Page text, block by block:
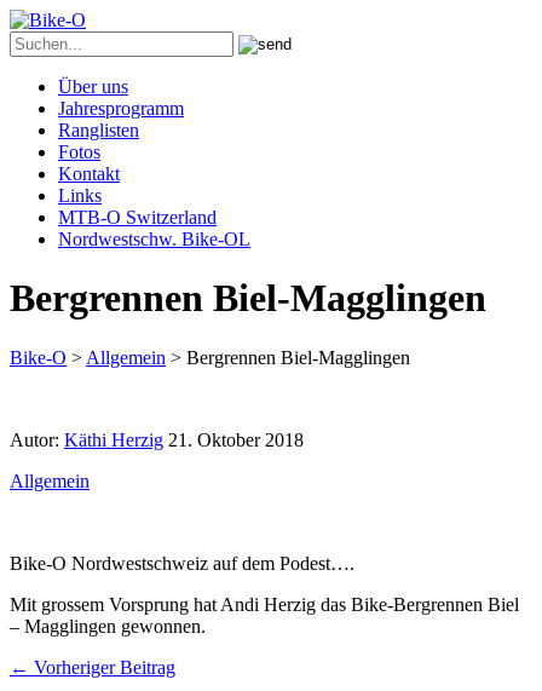
Über uns
Jahresprogramm
Ranglisten
Fotos
Kontakt
Links
MTB-O Switzerland
Nordwestschw. Bike-OL
Bergrennen Biel-Magglingen
Bike-O > Allgemein > Bergrennen Biel-Magglingen
Autor: Käthi Herzig 21. Oktober 2018
Allgemein
Bike-O Nordwestschweiz auf dem Podest….
Mit grossem Vorsprung hat Andi Herzig das Bike-Bergrennen Biel
– Magglingen gewonnen.
← Vorheriger Beitrag